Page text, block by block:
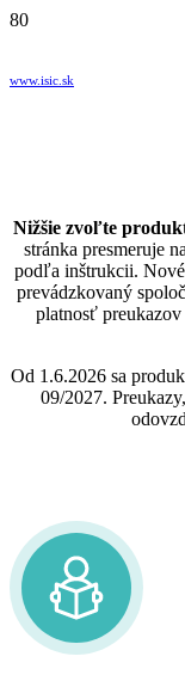
www.isic.sk
Nižšie zvoľte
stránka presmeruje
podľa inštrukcii.
prevádzkovaný
platnosť
Od 1.6.2026 sa
09/2027.